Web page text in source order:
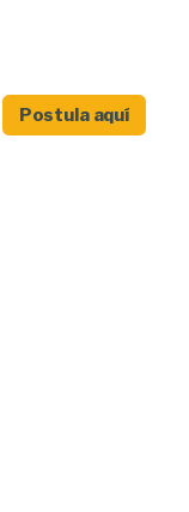
Postula aquí